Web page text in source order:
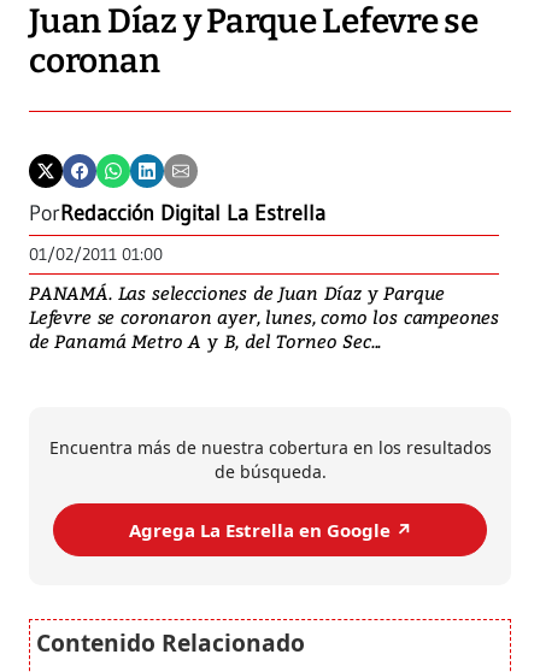
Juan Díaz y Parque Lefevre se
coronan
PorRedacción Digital La Estrella
01/02/2011 01:00
PANAMÁ. Las selecciones de Juan Díaz y Parque
Lefevre se coronaron ayer, lunes, como los campeones
de Panamá Metro A y B, del Torneo Sec...
Encuentra más de nuestra cobertura en los resultados
de búsqueda.
Agrega La Estrella en Google ↗️